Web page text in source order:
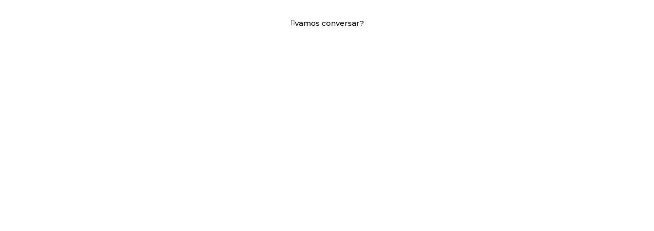
vamos conversar?